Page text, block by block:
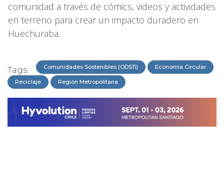
comunidad a través de cómics, videos y actividades
en terreno para crear un impacto duradero en
Huechuraba.
Tags: Comunidades Sostenibles (ODS11) Economía Circular
Reciclaje Región Metropolitana